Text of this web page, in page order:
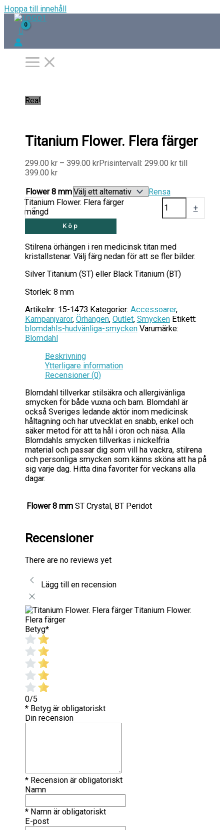
Hoppa till innehåll
Rea!
Titanium Flower. Flera färger
299.00 kr – 399.00 krPrisintervall: 299.00 kr till
399.00 kr
Flower 8 mm
Rensa
-
Titanium Flower. Flera färger
mängd
+
Köp
Stilrena örhängen i ren medicinsk titan med
kristallstenar. Välj färg nedan för att se fler bilder.
Silver Titanium (ST) eller Black Titanium (BT)
Storlek: 8 mm
Artikelnr: 15-1473 Kategorier: Accessoarer,
Kampanjvaror, Örhängen, Outlet, Smycken Etikett:
blomdahls-hudvänliga-smycken Varumärke:
Blomdahl
Beskrivning
Ytterligare information
Recensioner (0)
Blomdahl tillverkar stilsäkra och allergivänliga
smycken för både vuxna och barn. Blomdahl är
också Sveriges ledande aktör inom medicinsk
håltagning och har utvecklat en snabb, enkel och
säker metod för att ta hål i öron och näsa. Alla
Blomdahls smycken tillverkas i nickelfria
material och passar dig som vill ha vackra, stilrena
och personliga smycken som känns sköna att ha på
sig varje dag. Hitta dina favoriter för veckans alla
dagar.
Flower 8 mm ST Crystal, BT Peridot
Recensioner
There are no reviews yet
Lägg till en recension
Titanium Flower.
Flera färger
Betyg*
0/5
* Betyg är obligatoriskt
Din recension
* Recension är obligatoriskt
Namn
* Namn är obligatoriskt
E-post